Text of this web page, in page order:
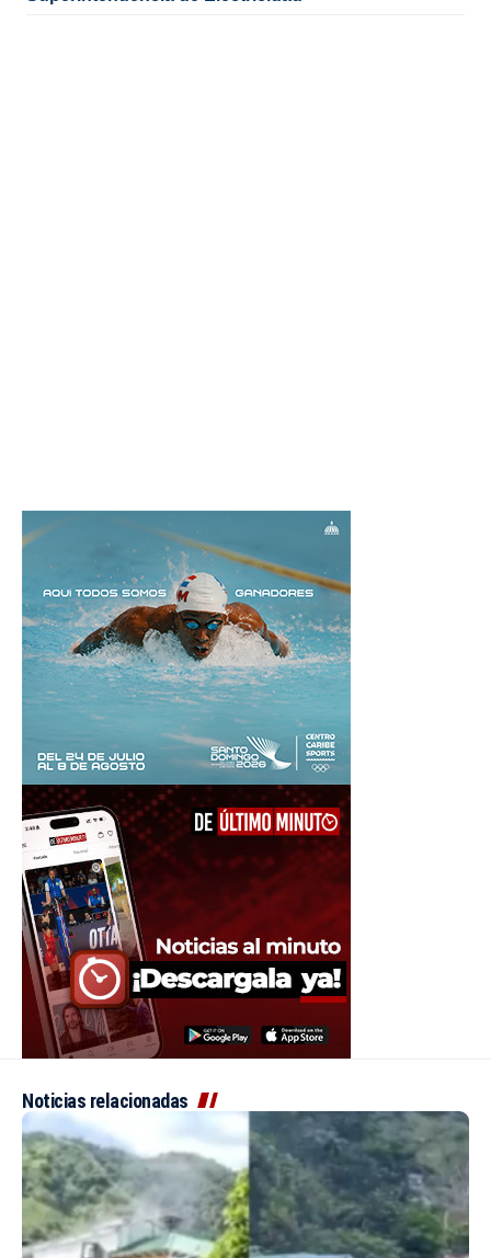
Noticias relacionadas